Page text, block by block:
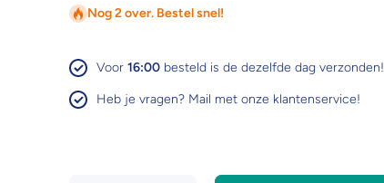
Nog 2 over. Bestel snel!
Voor 16:00besteld is de dezelfde dag verzonden!
Heb je vragen? Mail met onze klantenservice!